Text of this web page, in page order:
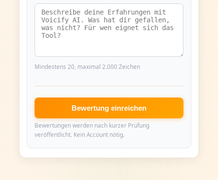
Mindestens 20, maximal 2.000 Zeichen
Bewertung einreichen
Bewertungen werden nach kurzer Prüfung
veröffentlicht. Kein Account nötig.